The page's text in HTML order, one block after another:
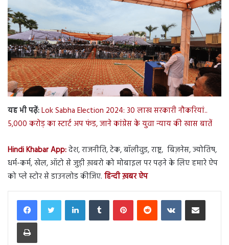
यह भी पढ़ें:Lok Sabha Election 2024: 30 लाख सरकारी नौकरियां..
5,000 करोड़ का स्टार्ट अप फंड, जाने कांग्रेस के युवा न्याय की खास बातें
Hindi Khabar App:देश, राजनीति, टेक, बॉलीवुड, राष्ट्र, बिज़नेस, ज्योतिष,
धर्म-कर्म, खेल, ऑटो से जुड़ी ख़बरो को मोबाइल पर पढ़ने के लिए हमारे ऐप
को प्ले स्टोर से डाउनलोड कीजिए. हिन्दी ख़बर ऐप
LinkedInTumblr PinterestReddit VKontakteShare via Email
Print